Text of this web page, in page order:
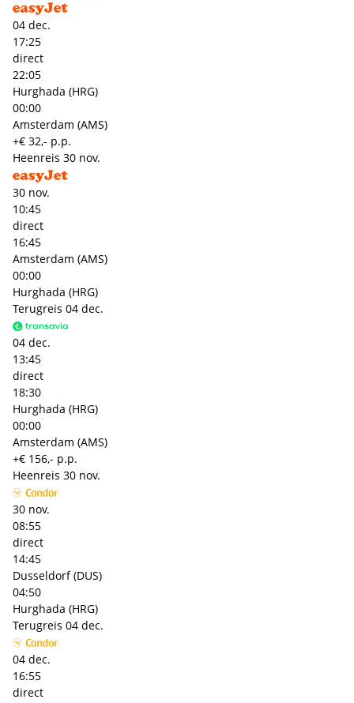
04 dec.
17:25
direct
22:05
Hurghada (HRG)
00:00
Amsterdam (AMS)
+€ 32,- p.p.
Heenreis 30 nov.
30 nov.
10:45
direct
16:45
Amsterdam (AMS)
00:00
Hurghada (HRG)
Terugreis 04 dec.
04 dec.
13:45
direct
18:30
Hurghada (HRG)
00:00
Amsterdam (AMS)
+€ 156,- p.p.
Heenreis 30 nov.
30 nov.
08:55
direct
14:45
Dusseldorf (DUS)
04:50
Hurghada (HRG)
Terugreis 04 dec.
04 dec.
16:55
direct